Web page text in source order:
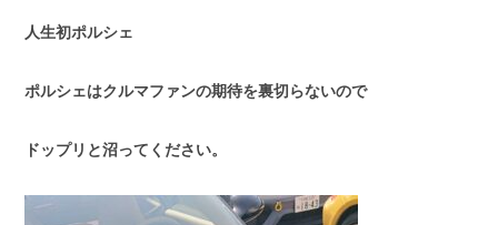
人生初ポルシェ
ポルシェはクルマファンの期待を裏切らないので
ドップリと沼ってください。